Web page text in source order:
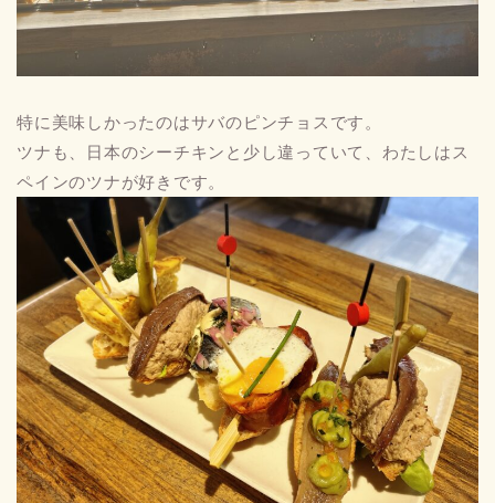
特に美味しかったのはサバのピンチョスです。
ツナも、日本のシーチキンと少し違っていて、わたしはス
ペインのツナが好きです。